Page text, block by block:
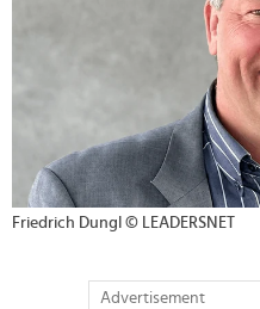
Friedrich Dungl © LEADERSNET
Advertisement